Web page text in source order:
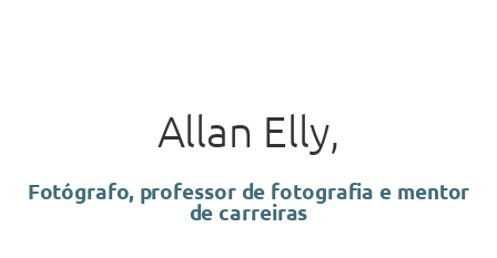
Allan Elly,
Fotógrafo, professor de fotografia e mentor
de carreiras